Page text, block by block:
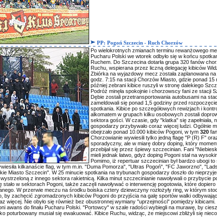
PP: Pogoń Szczecin - Ruch Chorzów
Po wielokrotnych zmianach terminu rewanżowego
Pucharu Polski we wtorek odbyło się w końcu
Ruchem. Do Szczecina dotarła grupa 320 fanów
Ruchu, wspierana przez liczną delegację kibiców
Zbiórka na wyjazdowy mecz została zaplanowana
godz. 7:15 na stacji Chorzów Miasto, gdzie ponad 15
później zebrani kibice ruszyli w stronę dalekiego
Podróż minęła spokojnie i chorzowscy fani ze stacji
Dębie zostali przetransportowania autobusami na
zameldowali się ponad 1,5 godziny przed
spotkania. Kibice po szczegółowych rewizjach i
alkomatem w grupach kilku osobowych zostali
sektora gości. W czasie, gdy "klatka" się zapełniała,
gospodarzy przybywało coraz więcej ludzi. Ogólnie
obejrzało ponad 10.000 kibiców Pogoni, w tym 320
Chorzowianie wywiesili tylko jedną flagę "P (R) F"
sporadyczny, ale w miarę dobry doping, który
przebijał się przez śpiewy szczecinian. Fani
mieli jednak łatwo, gdyż doping Pogoni stał na
Pomimo, iż repertuar szczecinian był bardzo ubogi to
kilkanaście flag, w tym m.in. "Duma Pomorza", "Ultras Pogoń", "FC Jaworzno",
Miasto Szczecin". W 25 minucie spotkania na trybunach gospodarzy doszło do
z innego sektora rakietnicą. Kilka minut szczecinianie nawoływali o przybycie
w sektorach Pogoni, także zaczęli nawoływać o interwencję pogotowia, które dopiero
W przerwie meczu na środku boiska cztery dziewczyny rozłożyły ring, w którym
zachęcić zgromadzonych kibiców Pogoni do przyjścia na galę sportów walki
więcej. Nie obyło się również bez obustronnej wymiany "uprzejmości" pomiędzy kibicami.
awans do finału Pucharu Polski. "Portowcy" w szale radości wybiegli na murawę, by
poturbowany musiał się ewakuować. Kibice Ruchu, widząc, że miejscowi zbliżyli się